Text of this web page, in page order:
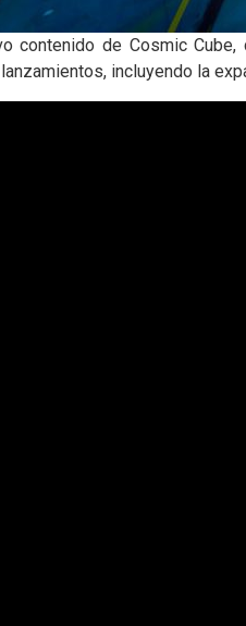
contenido de Cosmic
incluyendo la